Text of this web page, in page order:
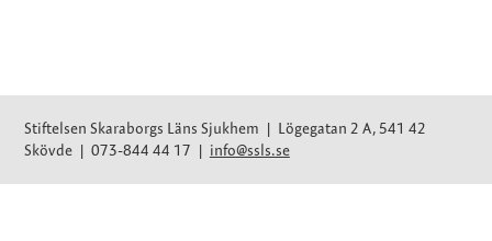
Stiftelsen Skaraborgs Läns Sjukhem | Lögegatan 2 A, 541 42
Skövde | 073-844 44 17 | info@ssls.se